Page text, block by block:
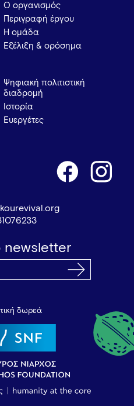
Ο οργανισμός
Περιγραφή έργου
Η ομάδα
Εξέλιξη & ορόσημα
Ψηφιακή πολιτιστική
διαδρομή
Ιστορία
Ευεργέτες
newsletter
δωρεά